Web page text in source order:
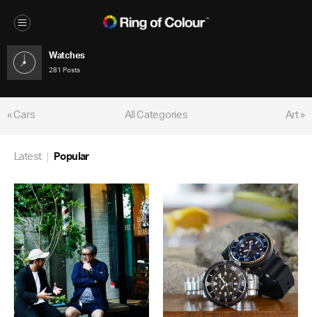
Watches
281 Posts
« Cars Art »
All Categories
Latest Popular